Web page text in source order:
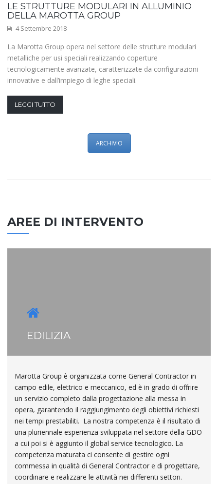
LE STRUTTURE MODULARI IN ALLUMINIO
DELLA MAROTTA GROUP
4 Settembre 2018
La Marotta Group opera nel settore delle strutture modulari
metalliche per usi speciali realizzando coperture
tecnologicamente avanzate, caratterizzate da configurazioni
innovative e dall’impiego di leghe speciali.
LEGGI TUTTO
ARCHIVIO
AREE DI INTERVENTO
EDILIZIA
Marotta Group è organizzata come General Contractor in
campo edile, elettrico e meccanico, ed è in grado di offrire
un servizio completo dalla progettazione alla messa in
opera, garantendo il raggiungimento degli obiettivi richiesti
nei tempi prestabiliti. La nostra competenza è il risultato di
una pluriennale esperienza sviluppata nel settore della GDO
a cui poi si è aggiunto il global service tecnologico. La
competenza maturata ci consente di gestire ogni
commessa in qualità di General Contractor e di progettare,
coordinare e realizzare le attività nei differenti settori.